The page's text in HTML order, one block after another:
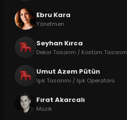
Ebru Kara
Yönetmen
Seyhan Kırca
Dekor Tasarım / Kostüm Tasarım
Umut Azem Pütün
Işık Tasarımı / Işık Operatörü
Fırat Akarcalı
Müzik